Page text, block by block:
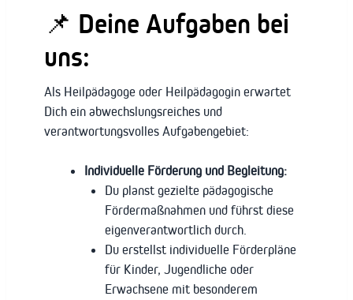
📌 Deine Aufgaben bei
uns:
Als Heilpädagoge oder Heilpädagogin erwartet
Dich ein abwechslungsreiches und
verantwortungsvolles Aufgabengebiet:
Individuelle Förderung und Begleitung:
Du planst gezielte pädagogische
Fördermaßnahmen und führst diese
eigenverantwortlich durch.
Du erstellst individuelle Förderpläne
für Kinder, Jugendliche oder
Erwachsene mit besonderem